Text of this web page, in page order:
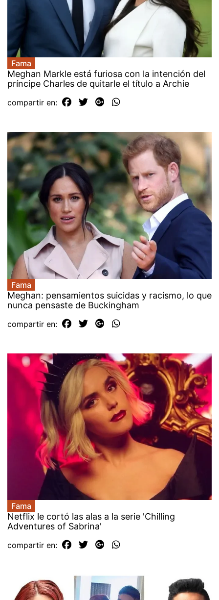
Fama
Meghan Markle está furiosa con la intención del
príncipe Charles de quitarle el título a Archie
compartir en:
Fama
Meghan: pensamientos suicidas y racismo, lo que
nunca pensaste de Buckingham
compartir en:
Fama
Netflix le cortó las alas a la serie 'Chilling
Adventures of Sabrina'
compartir en: